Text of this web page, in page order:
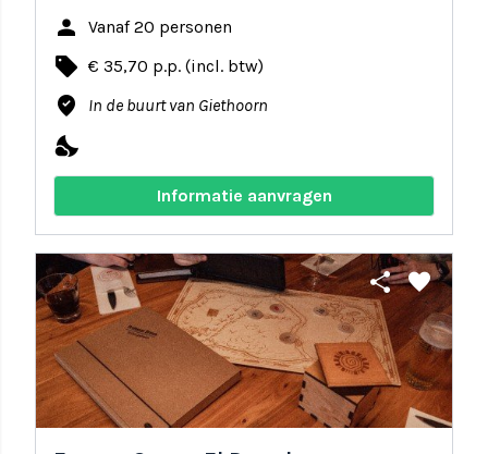
person Vanaf 20 personen
local_offer € 35,70 p.p. (incl. btw)
where_to_vote In de buurt van Giethoorn
nights_stay
Informatie aanvragen
share favorite